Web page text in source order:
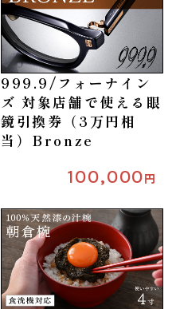
999.9/フォーナイン
ズ 対象店舗で使える眼
鏡引換券（3万円相
当）Bronze
100,000円